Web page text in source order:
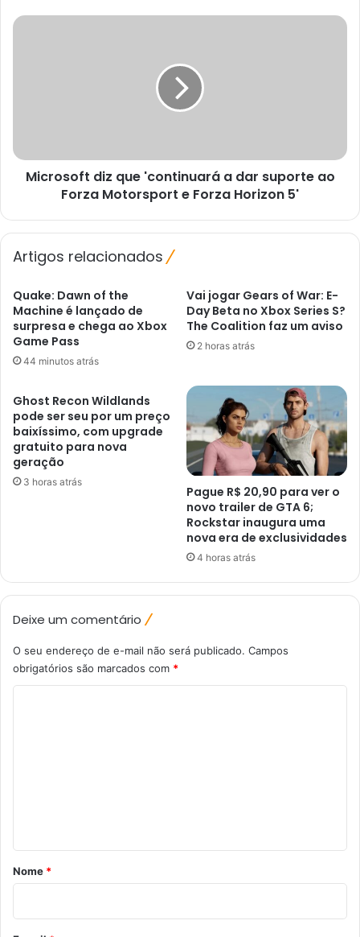
jogadores
Microsoft
Forza
Motorsport
Microsoft diz que 'continuará a dar suporte ao
Forza Motorsport e Forza Horizon 5'
Artigos relacionados
Quake: Dawn of the
Machine é lançado de
surpresa e chega ao Xbox
Game Pass
44 minutos atrás
Vai jogar Gears of War: E-
Day Beta no Xbox Series S?
The Coalition faz um aviso
2 horas atrás
Ghost Recon Wildlands
pode ser seu por um preço
baixíssimo, com upgrade
gratuito para nova
geração
3 horas atrás
Pague R$ 20,90 para ver o
novo trailer de GTA 6;
Rockstar inaugura uma
nova era de exclusividades
4 horas atrás
Deixe um comentário
O seu endereço de e-mail não será publicado. Campos
obrigatórios são marcados com *
r
i
o
Nome *